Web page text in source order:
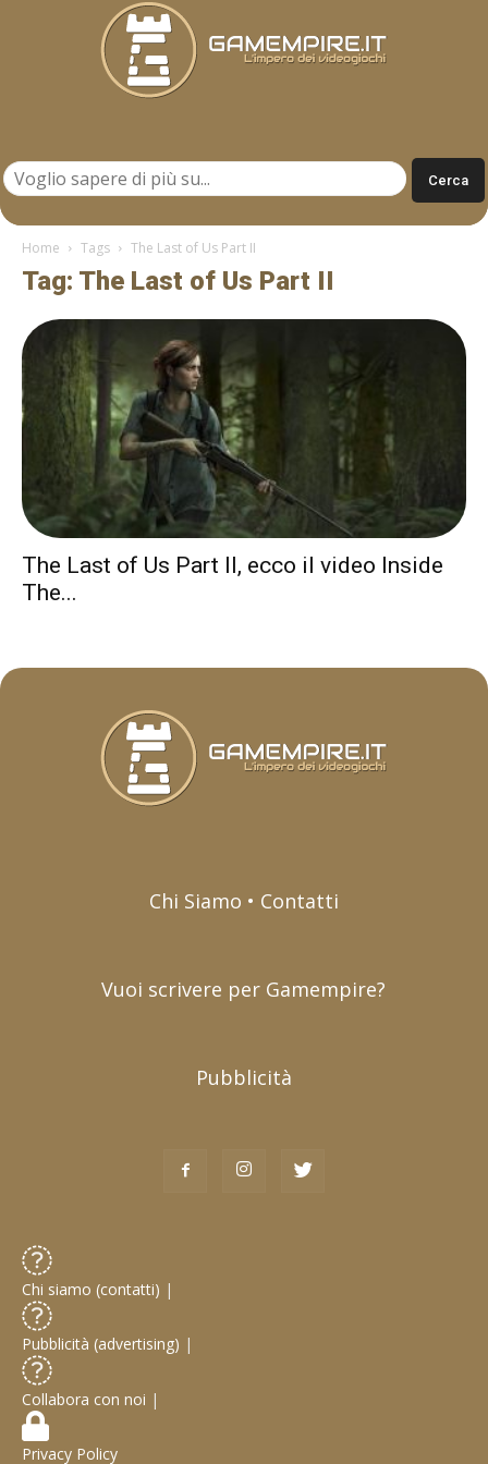
Home Tags The Last of Us Part II
Tag: The Last of Us Part II
The Last of Us Part II, ecco il video Inside
The...
Chi Siamo • Contatti
Vuoi scrivere per Gamempire?
Pubblicità
Chi siamo (contatti) |
Pubblicità (advertising) |
Collabora con noi |
Privacy Policy